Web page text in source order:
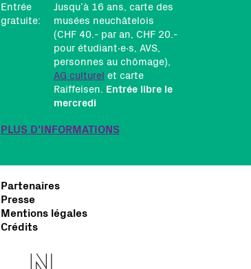
Entrée
gratuite:
Jusqu’à 16 ans, carte des
musées neuchâtelois
(CHF 40.- par an, CHF 20.-
pour étudiant∙e∙s, AVS,
personnes au chômage),
AG culturel et carte
Raiffeisen.
Entrée libre le
mercredi
PLUS D'INFORMATIONS
Partenaires
Presse
Mentions légales
Crédits